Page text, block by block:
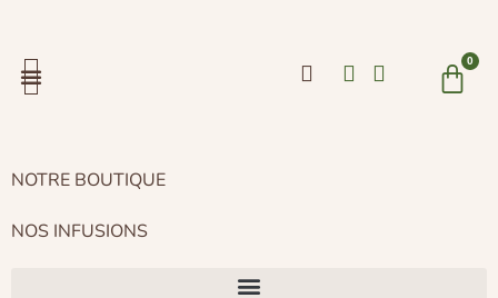
0
NOTRE BOUTIQUE
NOS INFUSIONS